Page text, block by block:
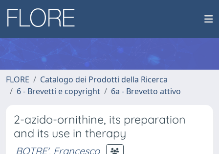
FLORE
Catalogo dei Prodotti della Ricerca
6 - Brevetti e copyright
6a - Brevetto attivo
2-azido-ornithine, its preparation
and its use in therapy
BOTRE', Francesco